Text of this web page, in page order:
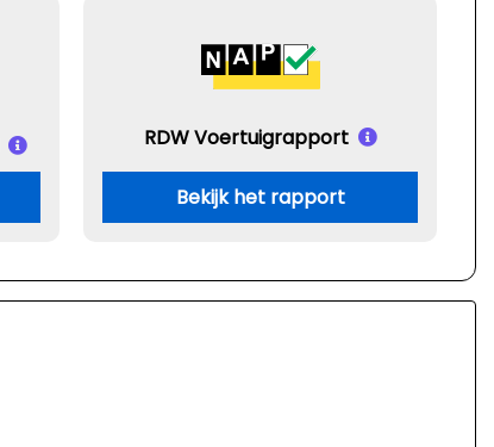
RDW Voertuigrapport
Bekijk het rapport